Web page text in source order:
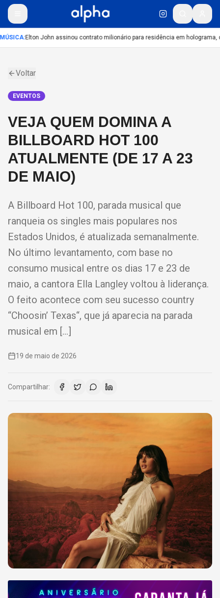
:Elton John assinou contrato milionário para residência em holograma,
Voltar
EVENTOS
VEJA QUEM DOMINA A
BILLBOARD HOT 100
ATUALMENTE (DE 17 A 23
DE MAIO)
A Billboard Hot 100, parada musical que
ranqueia os singles mais populares nos
Estados Unidos, é atualizada semanalmente.
No último levantamento, com base no
consumo musical entre os dias 17 e 23 de
maio, a cantora Ella Langley voltou à liderança.
O feito acontece com seu sucesso country
“Choosin’ Texas“, que já aparecia na parada
musical em […]
19 de maio de 2026
Compartilhar: